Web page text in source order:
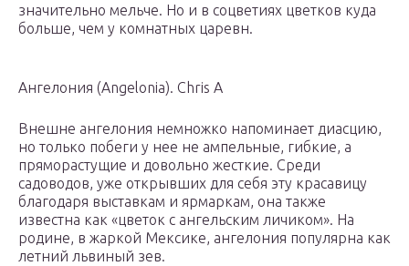
значительно мельче. Но и в соцветиях цветков куда
больше, чем у комнатных царевн.
Ангелония (Angelonia). Chris A
Внешне ангелония немножко напоминает диасцию,
но только побеги у нее не ампельные, гибкие, а
пряморастущие и довольно жесткие. Среди
садоводов, уже открывших для себя эту красавицу
благодаря выставкам и ярмаркам, она также
известна как «цветок с ангельским личиком». На
родине, в жаркой Мексике, ангелония популярна как
летний львиный зев.